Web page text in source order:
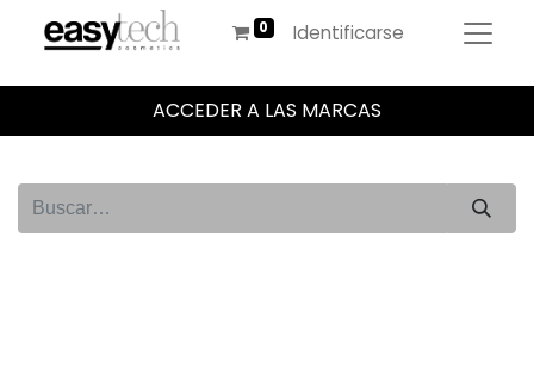
Identificarse
ACCEDER A LAS MARCAS